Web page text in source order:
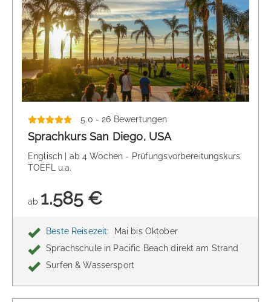
5.0 - 26 Bewertungen
Sprachkurs San Diego, USA
Englisch | ab 4 Wochen - Prüfungsvorbereitungskurs
TOEFL u.a.
ab 1.585 €
Beste Reisezeit:
Mai bis Oktober
Sprachschule in Pacific Beach direkt am Strand
Surfen & Wassersport